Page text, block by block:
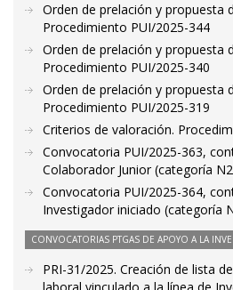
Orden de prelación y propuesta
Procedimiento PUI/2025-344
Orden de prelación y propuesta
Procedimiento PUI/2025-340
Orden de prelación y propuesta
Procedimiento PUI/2025-319
Criterios de valoración.
Convocatoria PUI/2025-363,
Colaborador Junior (categoría
Convocatoria PUI/2025-364,
Investigador iniciado (categoría
CONVOCATORIAS PTGAS DE APOYO A LA
PRI-31/2025. Creación de lista